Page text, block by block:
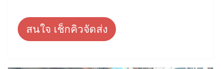
สนใจ เช็กคิวจัดส่ง